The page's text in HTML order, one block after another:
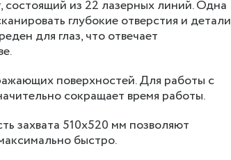
состоящий из 22 лазерных линий. Одна
глубокие отверстия и детали
для глаз, что отвечает
поверхностей. Для работы с
сокращает время работы.
захвата 510х520 мм позволяют
быстро.